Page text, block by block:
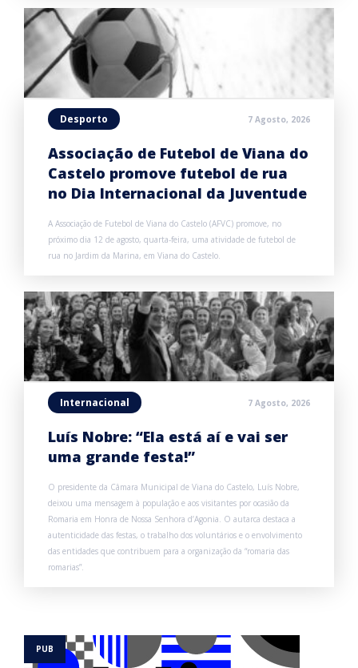
Desporto 7 Agosto, 2026
Associação de Futebol de Viana do
Castelo promove futebol de rua
no Dia Internacional da Juventude
A Associação de Futebol de Viana do Castelo (AFVC) promove, no
próximo dia 12 de agosto, quarta-feira, uma atividade de futebol de
rua no Jardim da Marina, em Viana do Castelo.
Internacional 7 Agosto, 2026
Luís Nobre: “Ela está aí e vai ser
uma grande festa!”
O presidente da Câmara Municipal de Viana do Castelo, Luís Nobre,
deixou uma mensagem à população e aos visitantes por ocasião da
Romaria em Honra de Nossa Senhora d’Agonia. O autarca destaca a
autenticidade das festas, o trabalho dos voluntários e o envolvimento
das entidades que contribuem para a organização da “romaria das
romarias”.